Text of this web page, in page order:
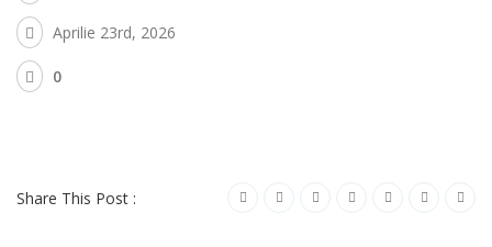
Aprilie 23rd, 2026
0
Share This Post :